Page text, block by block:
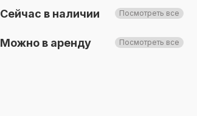
Solifer 552i
Сейчас в наличии Посмотреть все
Можно в аренду Посмотреть все